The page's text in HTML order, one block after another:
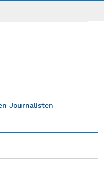
Journalisten-